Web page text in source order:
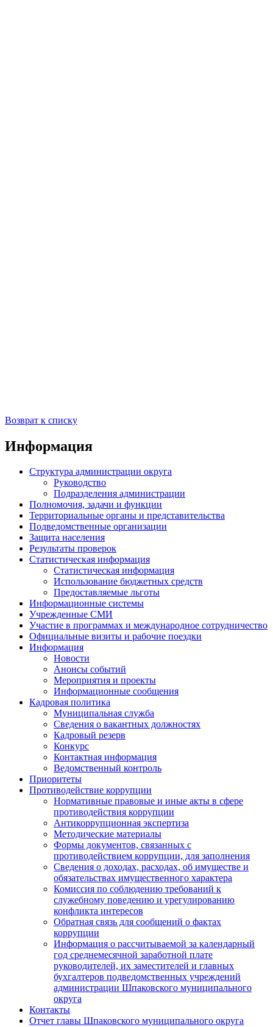
Возврат к списку
Информация
Структура администрации округа
Руководство
Подразделения администрации
Полномочия, задачи и функции
Территориальные органы и представительства
Подведомственные организации
Защита населения
Результаты проверок
Статистическая информация
Статистическая информация
Использование бюджетных средств
Предоставляемые льготы
Информационные системы
Учрежденные СМИ
Участие в программах и международное сотрудничество
Официальные визиты и рабочие поездки
Информация
Новости
Анонсы событий
Мероприятия и проекты
Информационные сообщения
Кадровая политика
Муниципальная служба
Сведения о вакантных должностях
Кадровый резерв
Конкурс
Контактная информация
Ведомственный контроль
Приоритеты
Противодействие коррупции
Нормативные правовые и иные акты в сфере
противодействия коррупции
Антикоррупционная экспертиза
Методические материалы
Формы документов, связанных с
противодействием коррупции, для заполнения
Сведения о доходах, расходах, об имуществе и
обязательствах имущественного характера
Комиссия по соблюдению требований к
служебному поведению и урегулированию
конфликта интересов
Обратная связь для сообщений о фактах
коррупции
Информация о рассчитываемой за календарный
год среднемесячной заработной плате
руководителей, их заместителей и главных
бухгалтеров подведомственных учреждений
администрации Шпаковского муниципального
округа
Контакты
Отчет главы Шпаковского муниципального округа